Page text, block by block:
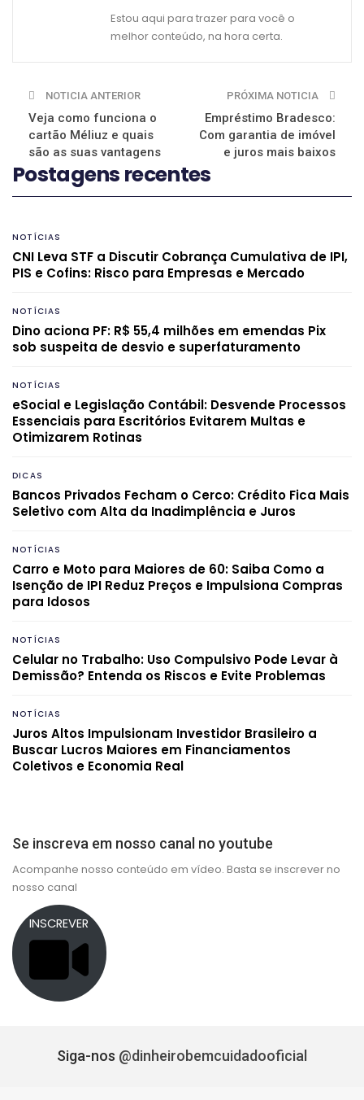
Estou aqui para trazer para você o
melhor conteúdo, na hora certa.
NOTICIA ANTERIOR
Veja como funciona o
cartão Méliuz e quais
são as suas vantagens
PRÓXIMA NOTICIA
Empréstimo Bradesco:
Com garantia de imóvel
e juros mais baixos
Postagens recentes
NOTÍCIAS
CNI Leva STF a Discutir Cobrança Cumulativa de IPI,
PIS e Cofins: Risco para Empresas e Mercado
NOTÍCIAS
Dino aciona PF: R$ 55,4 milhões em emendas Pix
sob suspeita de desvio e superfaturamento
NOTÍCIAS
eSocial e Legislação Contábil: Desvende Processos
Essenciais para Escritórios Evitarem Multas e
Otimizarem Rotinas
DICAS
Bancos Privados Fecham o Cerco: Crédito Fica Mais
Seletivo com Alta da Inadimplência e Juros
NOTÍCIAS
Carro e Moto para Maiores de 60: Saiba Como a
Isenção de IPI Reduz Preços e Impulsiona Compras
para Idosos
NOTÍCIAS
Celular no Trabalho: Uso Compulsivo Pode Levar à
Demissão? Entenda os Riscos e Evite Problemas
NOTÍCIAS
Juros Altos Impulsionam Investidor Brasileiro a
Buscar Lucros Maiores em Financiamentos
Coletivos e Economia Real
Se inscreva em nosso canal no youtube
Acompanhe nosso conteúdo em vídeo. Basta se inscrever no
nosso canal
INSCREVER
Siga-nos @dinheirobemcuidadooficial